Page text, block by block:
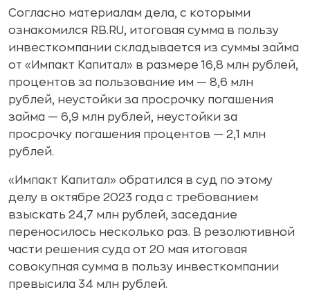
Согласно материалам дела, с которыми
ознакомился RB.RU, итоговая сумма в пользу
инвесткомпании складывается из суммы займа
от «Импакт Капитал» в размере 16,8 млн рублей,
процентов за пользование им — 8,6 млн
рублей, неустойки за просрочку погашения
займа — 6,9 млн рублей, неустойки за
просрочку погашения процентов — 2,1 млн
рублей.
«Импакт Капитал» обратился в суд по этому
делу в октябре 2023 года с требованием
взыскать 24,7 млн рублей, заседание
переносилось несколько раз. В резолютивной
части решения суда от 20 мая итоговая
совокупная сумма в пользу инвесткомпании
превысила 34 млн рублей.